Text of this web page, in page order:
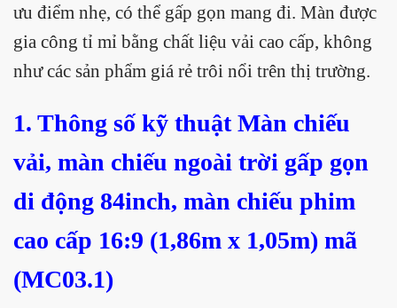
ưu điểm nhẹ, có thể gấp gọn mang đi. Màn được
gia công tỉ mỉ bằng chất liệu vải cao cấp, không
như các sản phẩm giá rẻ trôi nổi trên thị trường.
1. Thông số kỹ thuật Màn chiếu
vải, màn chiếu ngoài trời gấp gọn
di động 84inch, màn chiếu phim
cao cấp 16:9 (1,86m x 1,05m) mã
(MC03.1)